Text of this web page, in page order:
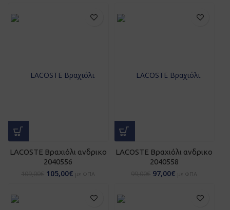
LACOSTE Βραχιόλι ανδρικο
2040556
105,00€ με ΦΠΑ
LACOSTE Βραχιόλι ανδρικο
2040558
97,00€ με ΦΠΑ